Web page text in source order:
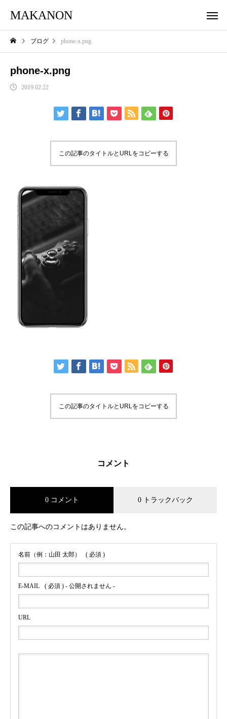
MAKANON
ブログ phone-x.png
phone-x.png
2019.02.22
この記事のタイトルとURLをコピーする
この記事のタイトルとURLをコピーする
コメント
0 コメント 0 トラックバック
この記事へのコメントはありません。
名前（例：山田 太郎） ( 必須 )
E-MAIL ( 必須 ) - 公開されません -
URL